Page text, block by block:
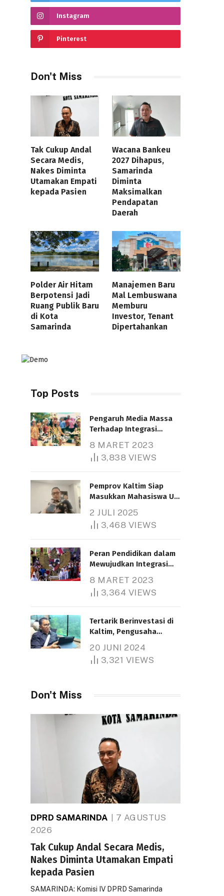
Instagram
Pinterest
Don't Miss
Tak Cukup Andal
Secara Medis,
Nakes Diminta
Utamakan Empati
kepada Pasien
Wacana Bankeu
2027 Dihapus,
Samarinda
Diminta
Maksimalkan
Pendapatan
Daerah
Polder Air Hitam
Berpotensi Jadi
Ruang Publik Baru
di Kota
Samarinda
Manajemen Baru
Mal Lembuswana
Memburu
Investor, Tenant
Dipertahankan
Top Posts
Pengaruh Media Massa
Terhadap Integrasi
8 MARET 2023
3,838 VIEWS
Pemprov Kaltim Siap
Masukkan Mahasiswa UT
Bantuan Pendidikan
Gratispol
2 JULI 2025
3,468 VIEWS
Peran Pendidikan dalam
Mewujudkan Integrasi
8 MARET 2023
3,364 VIEWS
Tertarik Berinvestasi di
Kaltim, Pengusaha
1.000 Hektare
20 JUNI 2024
3,321 VIEWS
Don't Miss
DPRD SAMARINDA
7 AGUSTUS
2026
Tak Cukup Andal Secara Medis,
Nakes Diminta Utamakan Empati
kepada Pasien
SAMARINDA: Komisi IV DPRD Samarinda